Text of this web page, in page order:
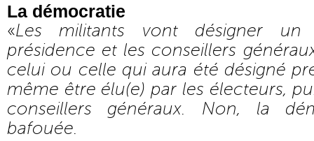
La démocratie
«Les militants vont désigner
présidence et les conseillers
celui ou celle qui aura été désigné
même être élu(e) par les électeurs,
conseillers généraux. Non, la
bafouée.